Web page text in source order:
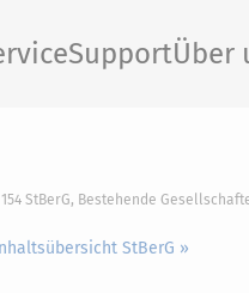
SupportÜber
154 StBerG, Bestehende
StBerG »